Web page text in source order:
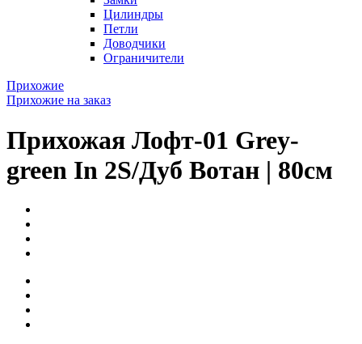
Цилиндры
Петли
Доводчики
Ограничители
Прихожие
Прихожие на заказ
Прихожая Лофт-01 Grey-
green In 2S/Дуб Вотан | 80см